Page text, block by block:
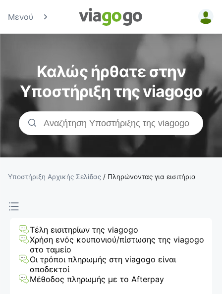
Μενού
Εισιτήρια -
Συναυλία,
Αθλητισμός
&amp;
Εισιτήρια
Θεάτρου |
viagogo Η
Εισιτηρίων
Καλώς ήρθατε στην
Υποστήριξη της viagogo
Υποστήριξη Αρχικής Σελίδας / Πληρώνοντας για εισιτήρια
Τέλη εισιτηρίων της viagogo
Χρήση ενός κουπονιού/πίστωσης της viagogo
στο ταμείο
Οι τρόποι πληρωμής στη viagogo είναι
αποδεκτοί
Μέθοδος πληρωμής με το Afterpay